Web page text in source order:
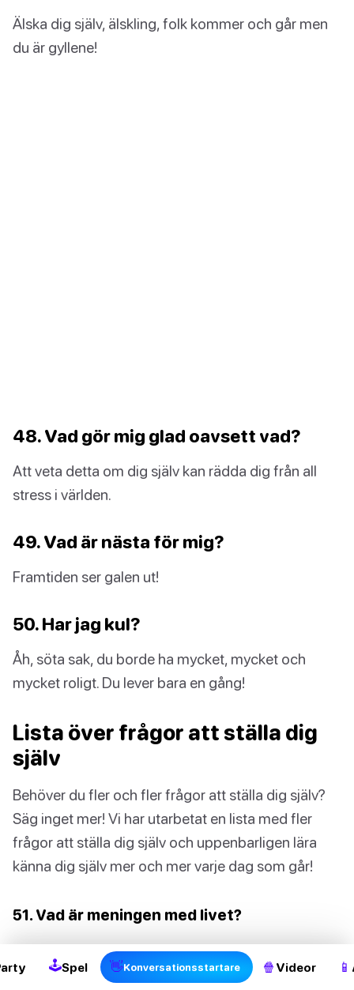
Älska dig själv, älskling, folk kommer och går men
du är gyllene!
48. Vad gör mig glad oavsett vad?
Att veta detta om dig själv kan rädda dig från all
stress i världen.
49. Vad är nästa för mig?
Framtiden ser galen ut!
50. Har jag kul?
Åh, söta sak, du borde ha mycket, mycket och
mycket roligt. Du lever bara en gång!
Lista över frågor att ställa dig
själv
Behöver du fler och fler frågor att ställa dig själv?
Säg inget mer! Vi har utarbetat en lista med fler
frågor att ställa dig själv och uppenbarligen lära
känna dig själv mer och mer varje dag som går!
51. Vad är meningen med livet?
52. Tror jag på livet efter döden?
🕹Spel 👋Konversationsstartare 🍿 Videor 📱